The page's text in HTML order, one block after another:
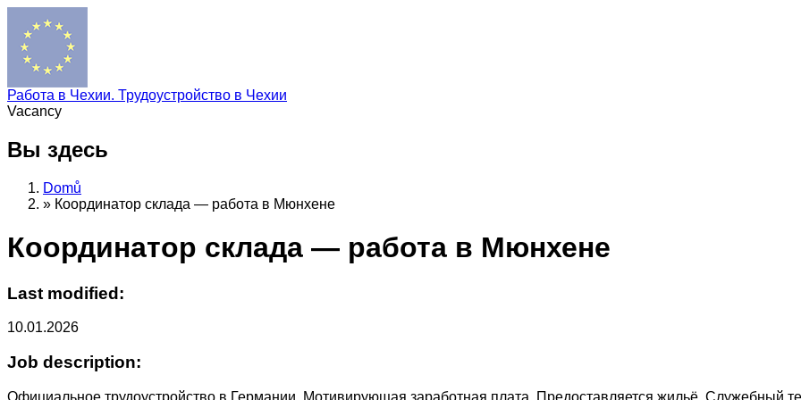
Работа в Чехии. Трудоустройство в Чехии
Vacancy
Вы здесь
Domů
» Координатор склада — работа в Мюнхене
Координатор склада — работа в Мюнхене
Last modified:
10.01.2026
Job description:
Официальное трудоустройство в Германии. Мотивирующая заработная плата. Предоставляется жильё. Служебный